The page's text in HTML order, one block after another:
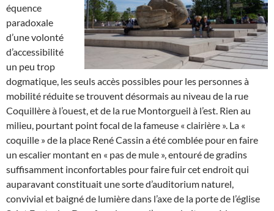
équence
paradoxale
d’une volonté
d’accessibilité
un peu trop
dogmatique, les seuls accès possibles pour les personnes à
mobilité réduite se trouvent désormais au niveau de la rue
Coquillère à l’ouest, et de la rue Montorgueil à l’est. Rien au
milieu, pourtant point focal de la fameuse « clairière ». La «
coquille » de la place René Cassin a été comblée pour en faire
un escalier montant en « pas de mule », entouré de gradins
suffisamment inconfortables pour faire fuir cet endroit qui
auparavant constituait une sorte d’auditorium naturel,
convivial et baigné de lumière dans l’axe de la porte de l’église